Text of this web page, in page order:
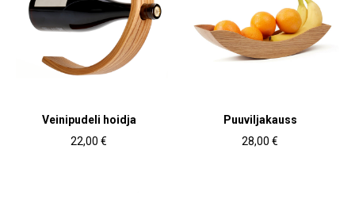
Veinipudeli hoidja
22,00 €
Puuviljakauss
28,00 €